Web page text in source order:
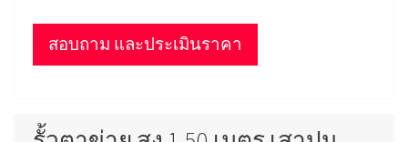
สอบถาม และประเมินราคา